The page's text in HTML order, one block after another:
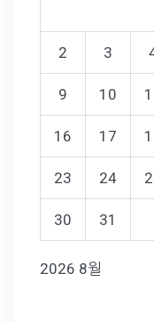
2026 8월
2 3
9 10
16 17
23 24
30 31